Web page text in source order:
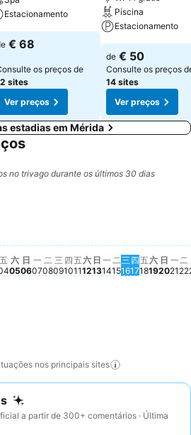
Estacionamento
€ 68
os preços de
sites
Ver preços
Piscina
Estacionamento
de € 50
Consulte os preços
14 sites
Ver preços
estadias em Mérida
no trivago durante os últimos 30 dias
30
月 31
九月 01
三, 九月 02
há preço disponível para esta
期四, 九月 03
há preço disponível para esta
星期五, 九月 04
Não há preço disponível para esta
五
星期六, 九月 05
Não há preço disponível para
六
05
星期日, 九月 06
Não há preço disponível para
日
06
星期一, 九月 07
Não há preço disponível
一
07
星期二, 九月 08
€ 44
二
08
星期三, 九月 09
Não há preço
三
09
星期四, 九月 10
Não há preço
四
10
星期五, 九月 11
Não há preço
五
11
星期六, 九月 12
Não há preço
六
12
星期日, 九月 13
Não há preço
日
13
星期一, 九月 14
Não há preço
一
14
星期二, 九月
Não há
二
15
星期三, 九月
Não há
三
16
星期四, 九
Não há
四
17
星期五,
Não há
五
18
星期六
Não
六
19
星期
Não
日
20
星
一
21
二
22
nos principais sites
a partir de 300+ comentários · Última